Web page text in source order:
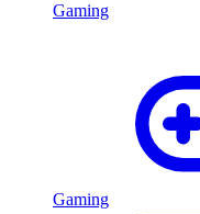
Gaming
Gaming